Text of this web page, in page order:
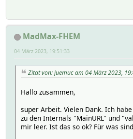
MadMax-FHEM
04 März 2023, 19:51:33
Zitat von: juemuc am 04 März 2023,
Hallo zusammen,
super Arbeit. Vielen Dank. Ich
zu den Internals "MainURL" und
mir leer. Ist das so ok? Für was